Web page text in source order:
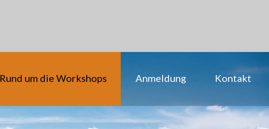
Rund um die Workshops Anmeldung Kontakt